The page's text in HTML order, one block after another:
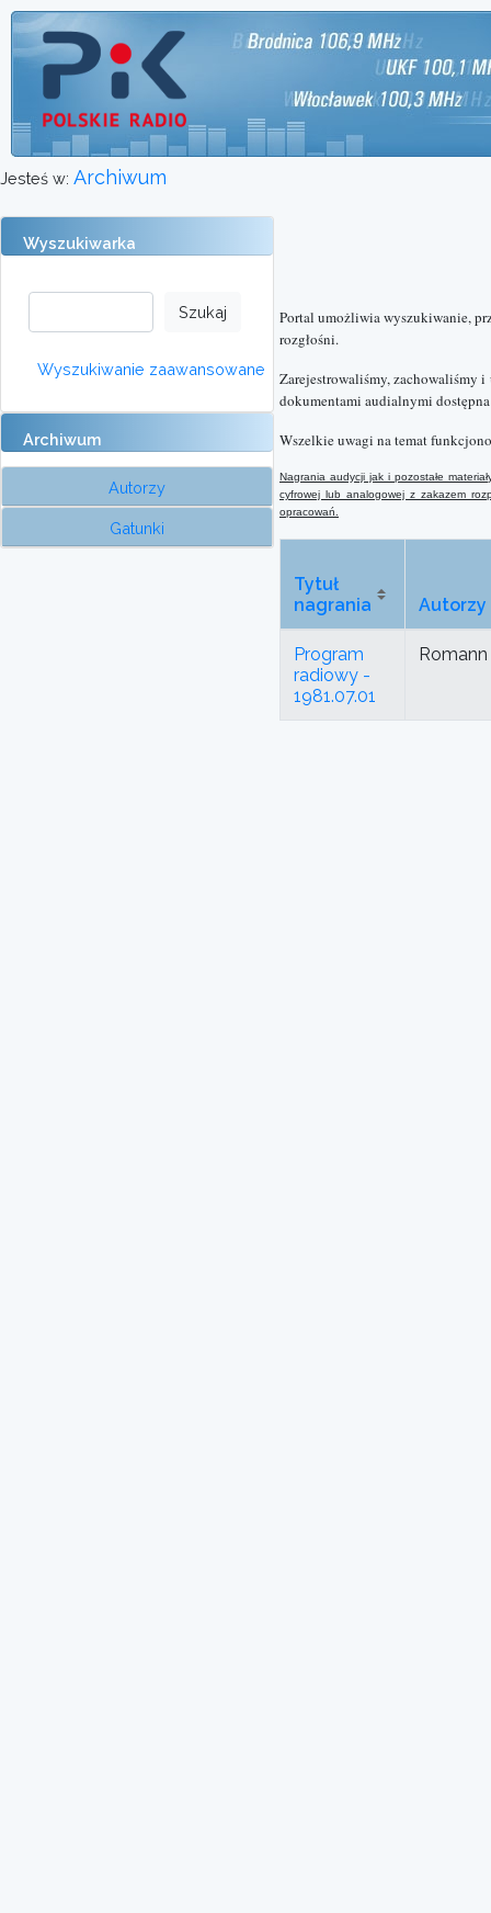
Jesteś w: Archiwum
Wyszukiwarka
Wyszukiwanie zaawansowane
Archiwum
Autorzy
Gatunki
Portal umożliwia wyszukiwanie,
rozgłośni.
Zarejestrowaliśmy, zachowaliśmy
dokumentami audialnymi
Wszelkie uwagi na temat
Nagrania audycji jak i pozostałe
cyfrowej lub analogowej z zakazem
opracowań.
Tytuł
nagrania
Autorzy
Program
radiowy -
1981.07.01